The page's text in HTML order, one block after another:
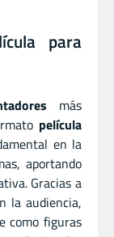
para
más
película
en la
aportando
Gracias a
la audiencia,
como figuras